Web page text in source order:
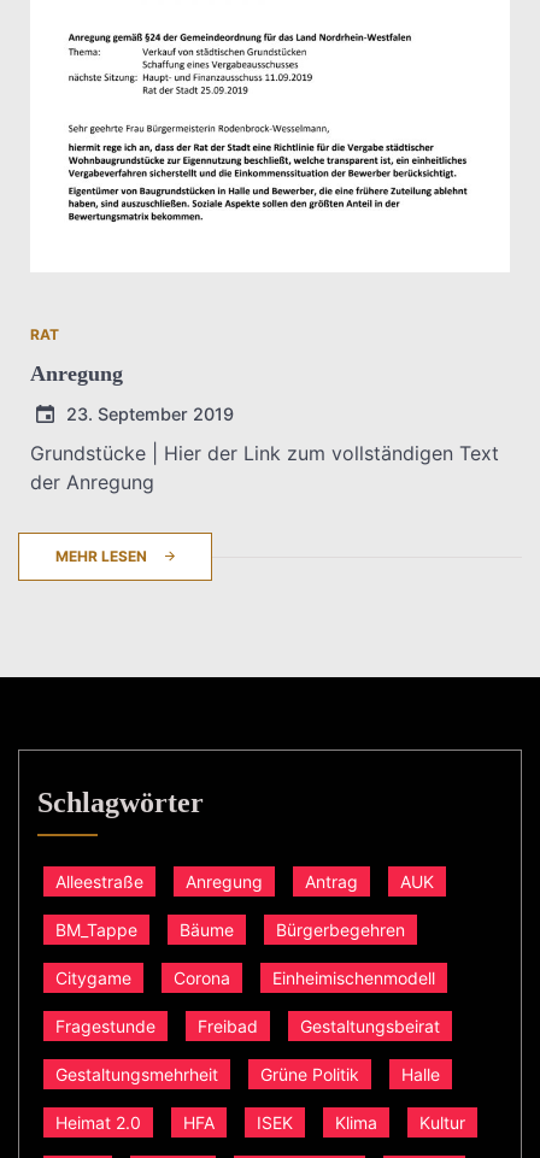
RAT
Anregung
T.Dreier
23. September 2019
Grundstücke | Hier der Link zum vollständigen Text
der Anregung
MEHR LESEN
Schlagwörter
Alleestraße Anregung Antrag AUK
BM_Tappe Bäume Bürgerbegehren
Citygame Corona Einheimischenmodell
Fragestunde Freibad Gestaltungsbeirat
Gestaltungsmehrheit Grüne Politik Halle
Heimat 2.0 HFA ISEK Klima Kultur